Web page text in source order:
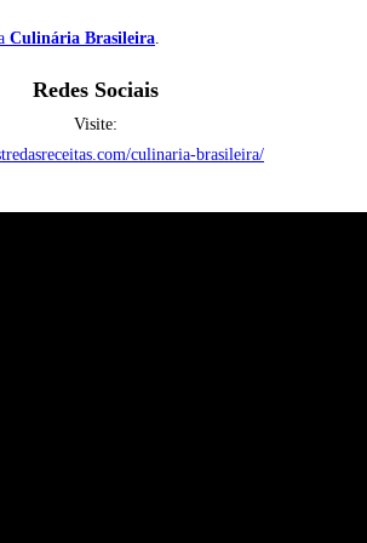
Culinária Brasileira.
Redes Sociais
Visite:
culinaria-brasileira/